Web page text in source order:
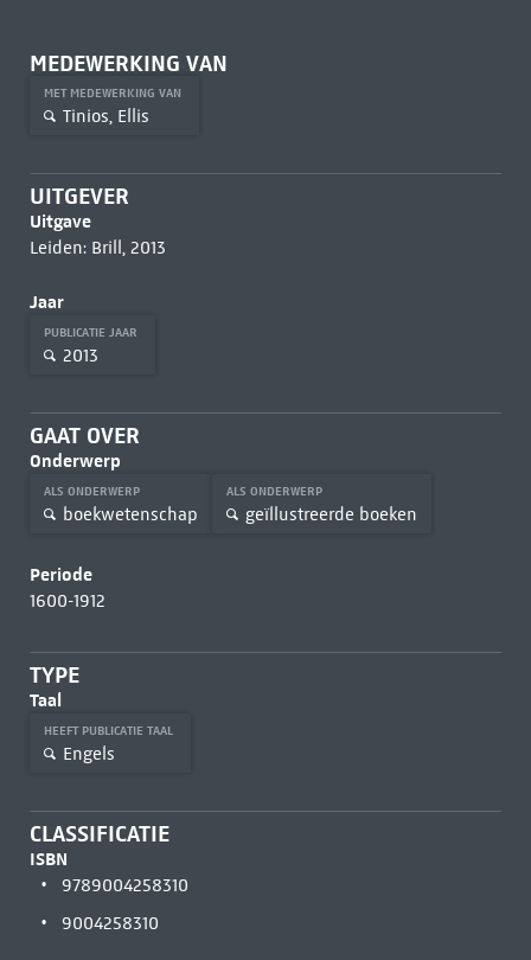
MEDEWERKING VAN
MET MEDEWERKING VAN
Tinios, Ellis
UITGEVER
Uitgave
Leiden: Brill, 2013
Jaar
PUBLICATIE JAAR
2013
GAAT OVER
Onderwerp
ALS ONDERWERP
boekwetenschap
ALS ONDERWERP
geïllustreerde boeken
Periode
1600-1912
TYPE
Taal
HEEFT PUBLICATIE TAAL
Engels
CLASSIFICATIE
ISBN
9789004258310
9004258310